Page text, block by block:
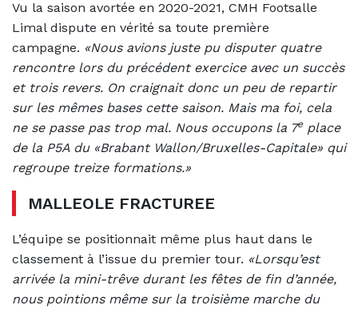
Vu la saison avortée en 2020-2021, CMH Footsalle
Limal dispute en vérité sa toute première
campagne. «Nous avions juste pu disputer quatre
rencontre lors du précédent exercice avec un succès
et trois revers. On craignait donc un peu de repartir
sur les mêmes bases cette saison. Mais ma foi, cela
ne se passe pas trop mal. Nous occupons la 7eplace
de la P5A du «Brabant Wallon/Bruxelles-Capitale» qui
regroupe treize formations.»
MALLEOLE FRACTUREE
L’équipe se positionnait même plus haut dans le
classement à l’issue du premier tour. «Lorsqu’est
arrivée la mini-trêve durant les fêtes de fin d’année,
nous pointions même sur la troisième marche du